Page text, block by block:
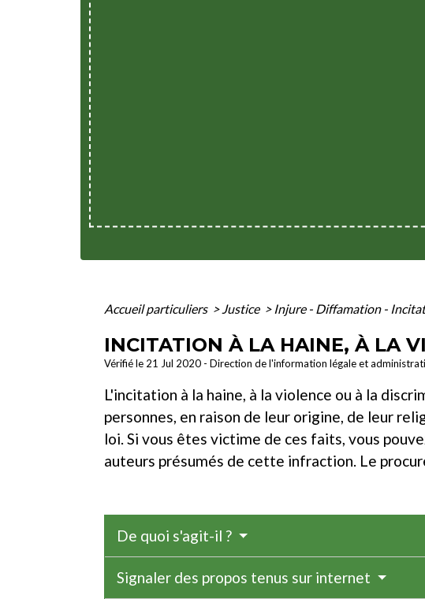
Accueil particuliers > Justice > Injure - Diffamation -
INCITATION À LA HAINE, À LA
Vérifié le 21 Jul 2020 - Direction de l'information légale et
L'incitation à la haine, à la violence ou à la
personnes, en raison de leur origine, de leur
loi. Si vous êtes victime de ces faits, vous
auteurs présumés de cette infraction. Le
De quoi s'agit-il ?
Signaler des propos tenus sur internet